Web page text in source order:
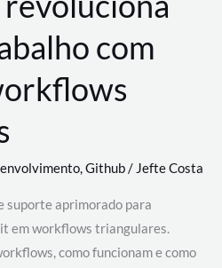
com
,Github/ Jefte Costa
suporte aprimorado para
em workflows triangulares.
como funcionam e como